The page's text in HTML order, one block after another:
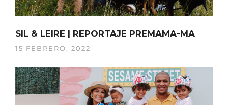
SIL & LEIRE | REPORTAJE PREMAMA-MA
15 FEBRERO, 2022